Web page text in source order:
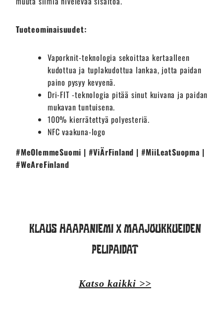
Tuoteominaisuudet:
Vaporknit-teknologia sekoittaa kertaalleen
kudottua ja tuplakudottua lankaa, jotta paidan
paino pysyy kevyenä.
Dri-FIT -teknologia pitää sinut kuivana ja paidan
mukavan tuntuisena.
100% kierrätettyä polyesteriä.
NFC vaakuna-logo
#MeOlemmeSuomi | #ViÄrFinland | #MiiLeatSuopma |
#WeAreFinland
KLAUS HAAPANIEMI x MAAJOUKKUEIDEN
PELIPAIDAT
Katso kaikki >>